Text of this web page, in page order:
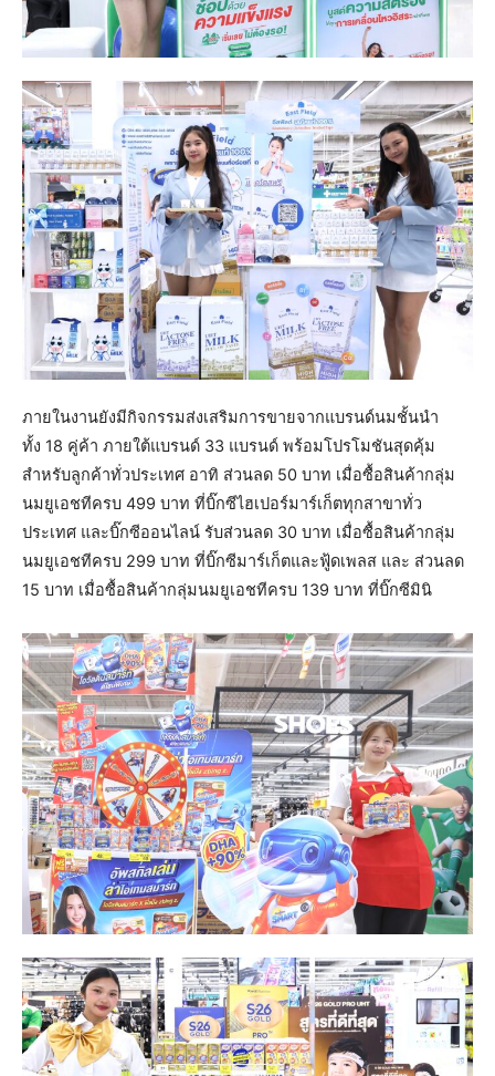
ภายในงานยังมีกิจกรรมส่งเสริมการขายจากแบรนด์นมชั้นนำ
ทั้ง 18 คู่ค้า ภายใต้แบรนด์ 33 แบรนด์ พร้อมโปรโมชันสุดคุ้ม
สำหรับลูกค้าทั่วประเทศ อาทิ ส่วนลด 50 บาท เมื่อซื้อสินค้ากลุ่ม
นมยูเอชทีครบ 499 บาท ที่บิ๊กซีไฮเปอร์มาร์เก็ตทุกสาขาทั่ว
ประเทศ และบิ๊กซีออนไลน์ รับส่วนลด 30 บาท เมื่อซื้อสินค้ากลุ่ม
นมยูเอชทีครบ 299 บาท ที่บิ๊กซีมาร์เก็ตและฟู้ดเพลส และ ส่วนลด
15 บาท เมื่อซื้อสินค้ากลุ่มนมยูเอชทีครบ 139 บาท ที่บิ๊กซีมินิ